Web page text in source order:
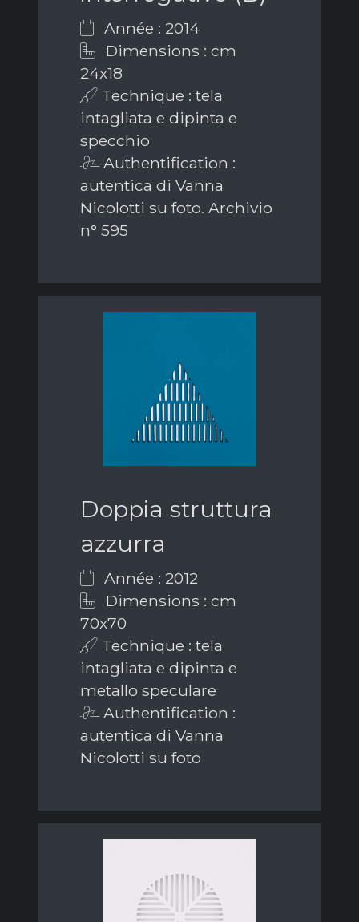
Année : 2014
Dimensions : cm
24x18
Technique : tela
intagliata e dipinta e
specchio
Authentification :
autentica di Vanna
Nicolotti su foto. Archivio
n° 595
Doppia struttura
azzurra
Année : 2012
Dimensions : cm
70x70
Technique : tela
intagliata e dipinta e
metallo speculare
Authentification :
autentica di Vanna
Nicolotti su foto